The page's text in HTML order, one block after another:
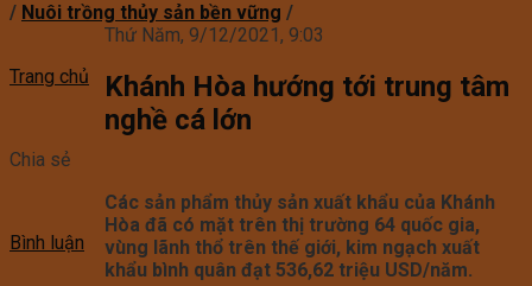
/ Nuôi trồng thủy sản bền vững /
Trang chủ
Chia sẻ
Bình luận
Thứ Năm, 9/12/2021, 9:03
Khánh Hòa hướng tới trung tâm
nghề cá lớn
Các sản phẩm thủy sản xuất khẩu của Khánh
Hòa đã có mặt trên thị trường 64 quốc gia,
vùng lãnh thổ trên thế giới, kim ngạch xuất
khẩu bình quân đạt 536,62 triệu USD/năm.